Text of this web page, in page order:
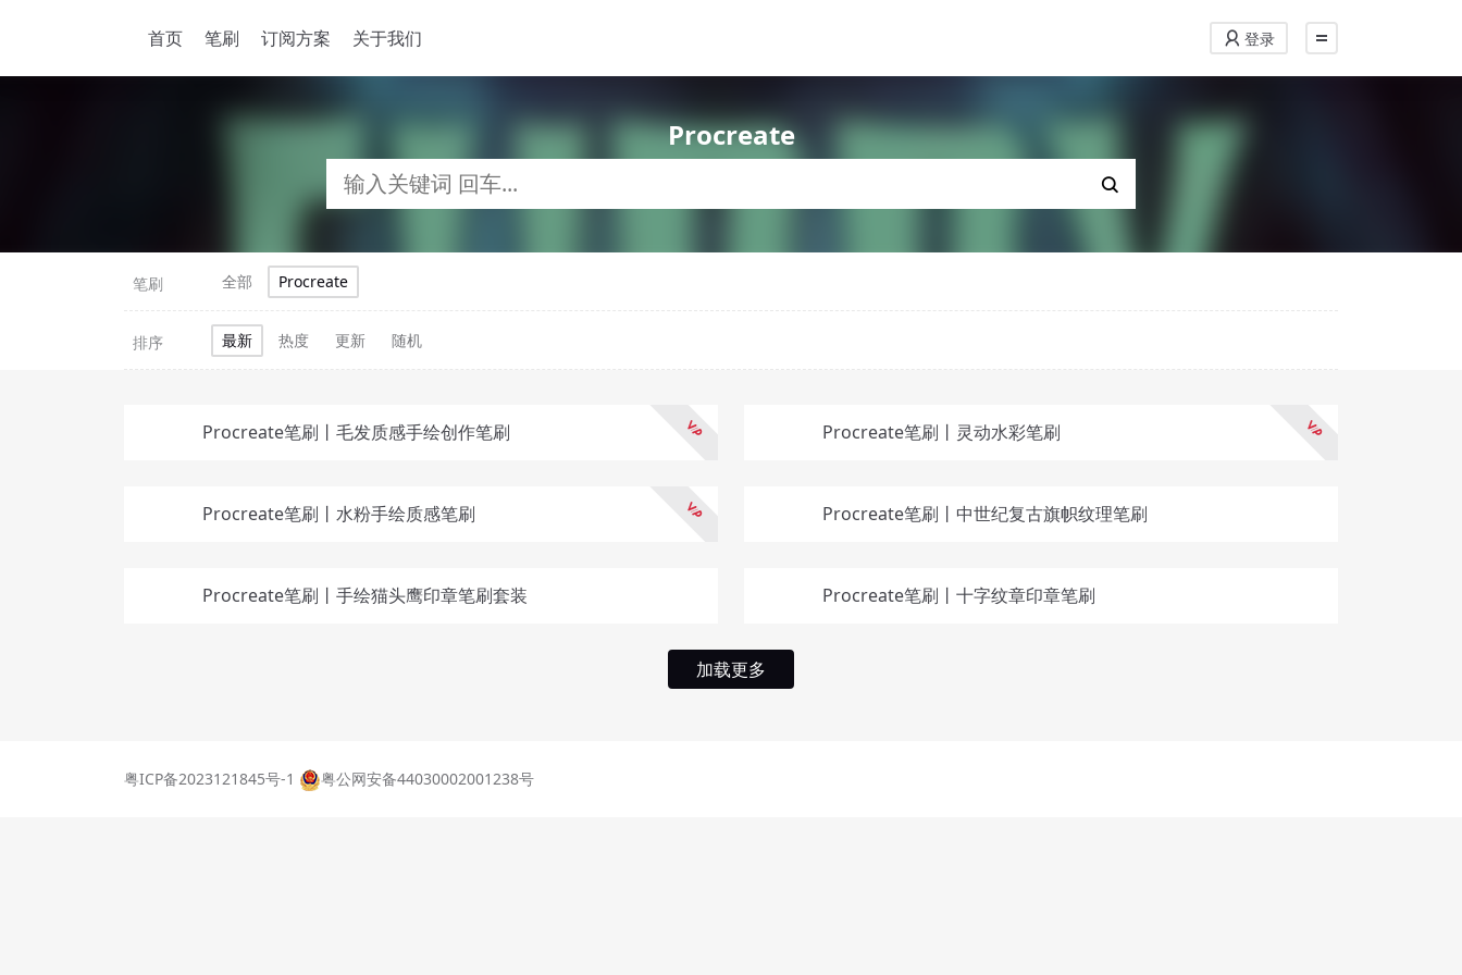
首页 笔刷 订阅方案 关于我们 登录
Procreate
笔刷 全部 Procreate
排序 最新 热度 更新 随机
Procreate笔刷丨毛发质感手绘创作笔刷 Procreate笔刷丨灵动水彩笔刷
Procreate笔刷丨水粉手绘质感笔刷 Procreate笔刷丨中世纪复古旗帜纹理笔刷
Procreate笔刷丨手绘猫头鹰印章笔刷套装 Procreate笔刷丨十字纹章印章笔刷
加载更多
粤ICP备2023121845号-1 粤公网安备44030002001238号